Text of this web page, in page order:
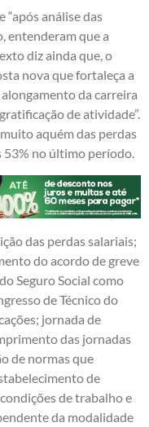
“após análise das
entenderam que a
diz ainda que, o
nova que fortaleça a
da carreira
de atividade”.
aquém das perdas
53% no último período.
das perdas salariais;
do acordo de greve
Seguro Social como
de Técnico do
jornada de
das jornadas
de normas que
de
de trabalho e
da modalidade